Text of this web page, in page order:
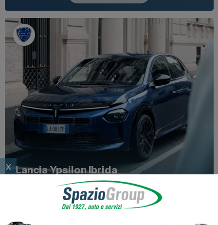
Lavora con noi
Servizio Clienti
Telefono Vendita
011 22 51 711
Telefono Officina
011 22 51 737
Lancia Ypsilon Ibrida
da 269€ al mese
Zero maxirata. Zero interessi.
31 Agosto 2026
x